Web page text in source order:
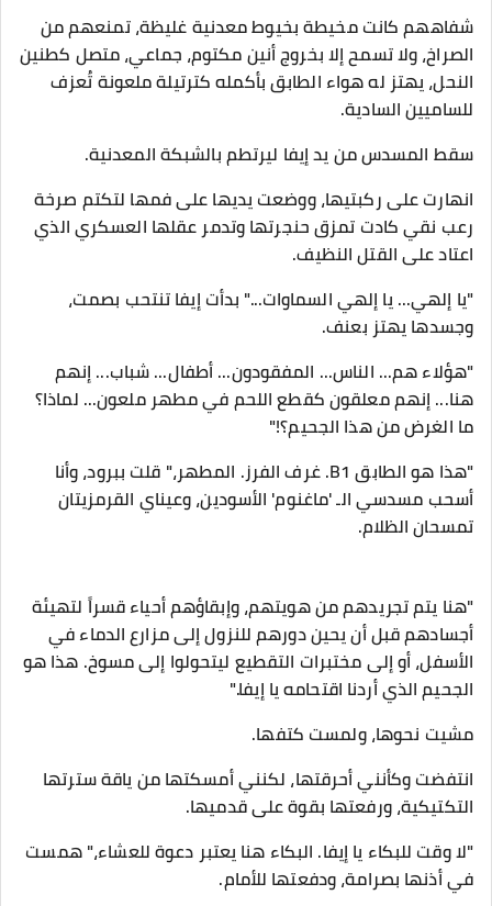
شفاههم كانت مخيطة بخيوط معدنية غليظة، تمنعهم من
الصراخ، ولا تسمح إلا بخروج أنين مكتوم، جماعي، متصل كطنين
النحل، يهتز له هواء الطابق بأكمله كترتيلة ملعونة تُعزف
للساميين السادية.
​سقط المسدس من يد إيفا ليرتطم بالشبكة المعدنية.
انهارت على ركبتيها، ووضعت يديها على فمها لتكتم صرخة
رعب نقي كادت تمزق حنجرتها وتدمر عقلها العسكري الذي
اعتاد على القتل النظيف.
​"يا إلهي... يا إلهي السماوات..." بدأت إيفا تنتحب بصمت،
وجسدها يهتز بعنف.
"هؤلاء هم... الناس... المفقودون... أطفال... شباب... إنهم
هنا... إنهم معلقون كقطع اللحم في مطهر ملعون... لماذا؟
ما الغرض من هذا الجحيم؟!"
​"هذا هو الطابق B1. غرف الفرز. المطهر،" قلت ببرود، وأنا
أسحب مسدسي الـ 'ماغنوم' الأسودين، وعيناي القرمزيتان
تمسحان الظلام.
"هنا يتم تجريدهم من هويتهم، وإبقاؤهم أحياء قسراً لتهيئة
أجسادهم قبل أن يحين دورهم للنزول إلى مزارع الدماء في
الأسفل، أو إلى مختبرات التقطيع ليتحولوا إلى مسوخ. هذا هو
الجحيم الذي أردنا اقتحامه يا إيفا."
​مشيت نحوها، ولمست كتفها.
انتفضت وكأنني أحرقتها، لكنني أمسكتها من ياقة سترتها
التكتيكية، ورفعتها بقوة على قدميها.
​"لا وقت للبكاء يا إيفا. البكاء هنا يعتبر دعوة للعشاء،" همست
في أذنها بصرامة، ودفعتها للأمام.